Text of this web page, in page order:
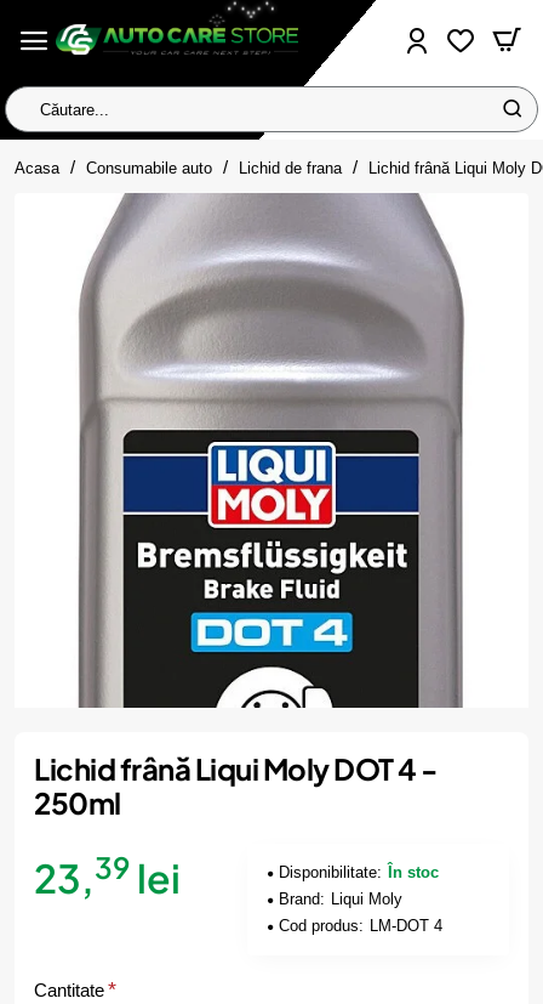
Căutare...
Acasa homeConsumabile auto Lichid de frana Lichid frână Liqui Moly
Lichid frână Liqui Moly DOT 4 -
250ml
23,39 lei Disponibilitate:
În stoc
Brand: Liqui Moly
Cod produs: LM-DOT 4
Cantitate